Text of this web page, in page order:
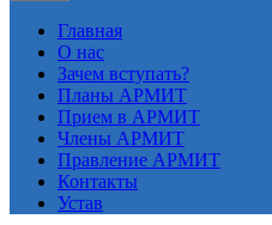
Главная
О нас
Зачем вступать?
Планы АРМИТ
Прием в АРМИТ
Члены АРМИТ
Правление АРМИТ
Контакты
Устав